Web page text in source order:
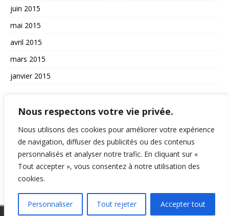
Nous respectons votre vie privée.
Nous utilisons des cookies pour améliorer votre expérience
de navigation, diffuser des publicités ou des contenus
personnalisés et analyser notre trafic. En cliquant sur «
Tout accepter », vous consentez à notre utilisation des
cookies.
Personnaliser Tout rejeter Accepter tout
juin 2015
mai 2015
avril 2015
mars 2015
janvier 2015
La vie du site
A propos et contact
Politique de confidentialité
RSS